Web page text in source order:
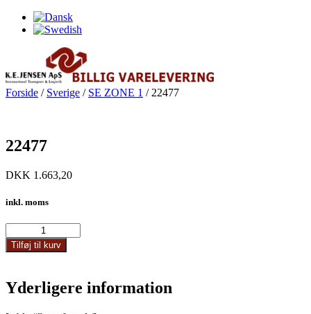
Forside / Sverige / SE ZONE 1 / 22477
22477
DKK 1.663,20
inkl. moms
antal
Tilføj til kurv
Yderligere information